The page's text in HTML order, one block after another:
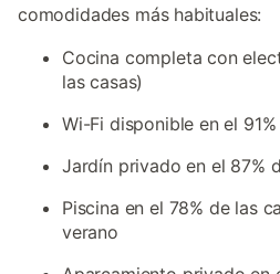
comodidades más habituales:
Cocina completa con
las casas)
Wi-Fi disponible en el
Jardín privado en el 87%
Piscina en el 78% de las
verano